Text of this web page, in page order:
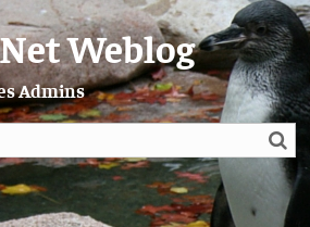
Weblog
Admins